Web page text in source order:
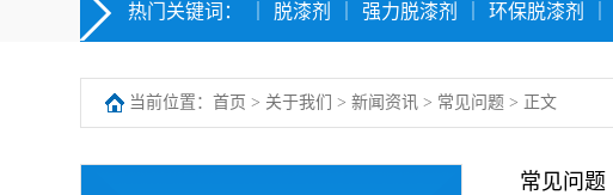
热门关键词： 脱漆剂 强力脱漆剂 环保脱漆剂
当前位置： 首页 > 关于我们 > 新闻资讯 > 常见问题 > 正文
常见问题